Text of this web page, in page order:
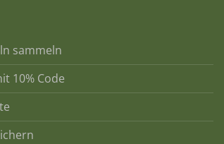
sammeln
10% Code